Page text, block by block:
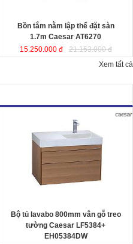
Bồn tắm nằm lập thể đặt sàn
1.7m Caesar AT6270
15.250.000 đ
21.153.000 đ
Xem tất cả
Bộ tủ lavabo 800mm vân gỗ treo
tường Caesar LF5384+
EH05384DW
được thiết kế đầy cảm
hứng và sáng tạo theo phong cách
tối giản hiện đại. Thể hiện chất
lượng thẩm mỹ của không gian
phòng tắm.
Bộ tủ lavabo 800mm vân gỗ treo
tường Caesar LF5384+
EH05384DW